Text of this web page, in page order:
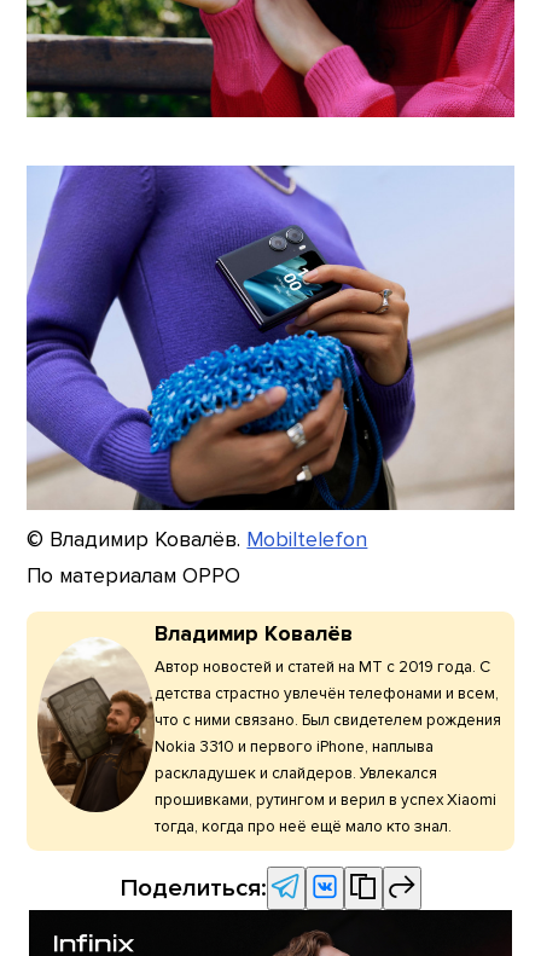
© Владимир Ковалёв. Mobiltelefon
По материалам OPPO
Владимир Ковалёв
Автор новостей и статей на МТ с 2019 года. С
детства страстно увлечён телефонами и всем,
что с ними связано. Был свидетелем рождения
Nokia 3310 и первого iPhone, наплыва
раскладушек и слайдеров. Увлекался
прошивками, рутингом и верил в успех Xiaomi
тогда, когда про неё ещё мало кто знал.
Поделиться: